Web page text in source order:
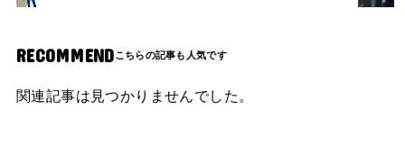
RECOMMEND
関連記事は見つかりませんでした。